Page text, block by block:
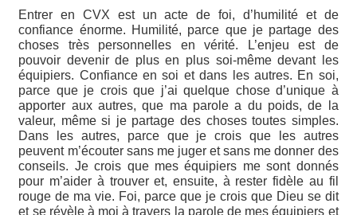
Entrer en CVX est un acte de foi, d’humilité et de
confiance énorme. Humilité, parce que je partage des
choses très personnelles en vérité. L’enjeu est de
pouvoir devenir de plus en plus soi-même devant les
équipiers. Confiance en soi et dans les autres. En soi,
parce que je crois que j’ai quelque chose d’unique à
apporter aux autres, que ma parole a du poids, de la
valeur, même si je partage des choses toutes simples.
Dans les autres, parce que je crois que les autres
peuvent m’écouter sans me juger et sans me donner des
conseils. Je crois que mes équipiers me sont donnés
pour m’aider à trouver et, ensuite, à rester fidèle au fil
rouge de ma vie. Foi, parce que je crois que Dieu se dit
et se révèle à moi à travers la parole de mes équipiers et